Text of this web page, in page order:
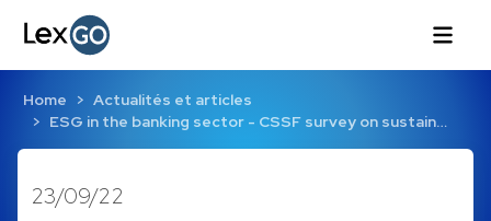
Home
Actualités et articles
ESG in the banking sector - CSSF survey on sustain…
23/09/22